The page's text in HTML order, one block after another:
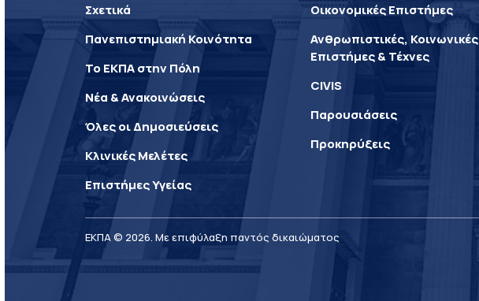
Σχετικά
Πανεπιστημιακή Κοινότητα
Το ΕΚΠΑ στην Πόλη
Νέα & Ανακοινώσεις
Όλες οι Δημοσιεύσεις
Κλινικές Μελέτες
Επιστήμες Υγείας
Οικονομικές Επιστήμες
Ανθρωπιστικές, Κοινωνικές
Επιστήμες & Τέχνες
CIVIS
Παρουσιάσεις
Προκηρύξεις
ΕΚΠΑ © 2026. Με επιφύλαξη παντός δικαιώματος